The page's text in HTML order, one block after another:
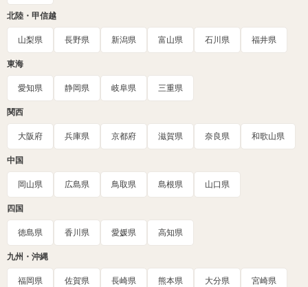
北陸・甲信越
山梨県 長野県 新潟県 富山県 石川県 福井県
東海
愛知県 静岡県 岐阜県 三重県
関西
大阪府 兵庫県 京都府 滋賀県 奈良県 和歌山県
中国
岡山県 広島県 鳥取県 島根県 山口県
四国
徳島県 香川県 愛媛県 高知県
九州・沖縄
福岡県 佐賀県 長崎県 熊本県 大分県 宮崎県